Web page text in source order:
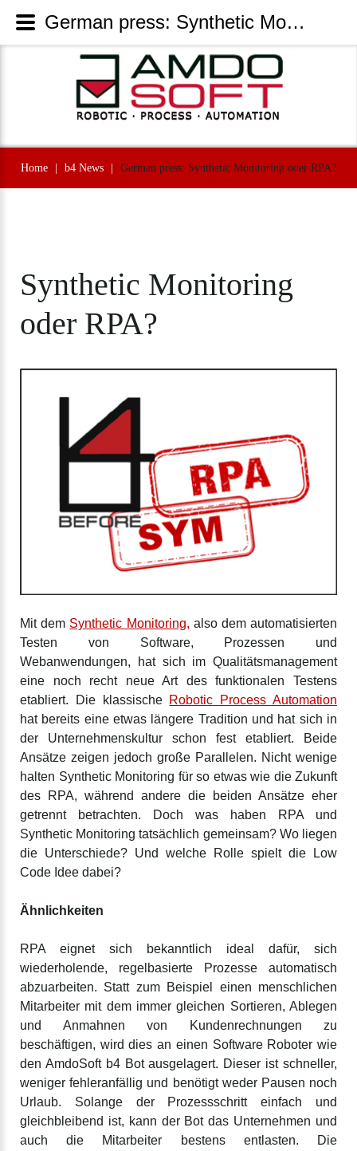
Home b4 News German press: Synthetic Monitoring oder RPA?
Synthetic Monitoring
oder RPA?
Mit dem Synthetic Monitoring, also dem automatisierten
Testen von Software, Prozessen und
Webanwendungen, hat sich im Qualitätsmanagement
eine noch recht neue Art des funktionalen Testens
etabliert. Die klassische Robotic Process Automation
hat bereits eine etwas längere Tradition und hat sich in
der Unternehmenskultur schon fest etabliert. Beide
Ansätze zeigen jedoch große Parallelen. Nicht wenige
halten Synthetic Monitoring für so etwas wie die Zukunft
des RPA, während andere die beiden Ansätze eher
getrennt betrachten. Doch was haben RPA und
Synthetic Monitoring tatsächlich gemeinsam? Wo liegen
die Unterschiede? Und welche Rolle spielt die Low
Code Idee dabei?
Ähnlichkeiten
RPA eignet sich bekanntlich ideal dafür, sich
wiederholende, regelbasierte Prozesse automatisch
abzuarbeiten. Statt zum Beispiel einen menschlichen
Mitarbeiter mit dem immer gleichen Sortieren, Ablegen
und Anmahnen von Kundenrechnungen zu
beschäftigen, wird dies an einen Software Roboter wie
den AmdoSoft b4 Bot ausgelagert. Dieser ist schneller,
weniger fehleranfällig und benötigt weder Pausen noch
Urlaub. Solange der Prozessschritt einfach und
gleichbleibend ist, kann der Bot das Unternehmen und
auch die Mitarbeiter bestens entlasten. Die
German press: Synthetic Monitoring oder RPA? - AmdoSoft Systems